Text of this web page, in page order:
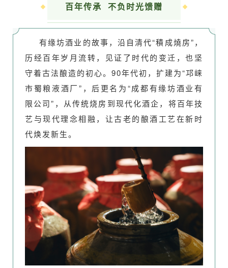
百年传承 不负时光馈赠
有缘坊酒业的故事，沿自清代“積成燒房”，
历经百年岁月流转，见证了时代的变迁，也坚
守着古法酿造的初心。90年代初，扩建为“邛崃
市蜀粮液酒厂”，后更名为“成都有缘坊酒业有
限公司”，从传统烧房到现代化酒企，将百年技
艺与现代理念相融，让古老的酿酒工艺在新时
代焕发新生。